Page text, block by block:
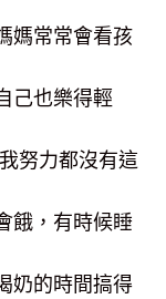
媽常常會看孩
己也樂得輕
努力都沒有這
餓，有時候睡
奶的時間搞得